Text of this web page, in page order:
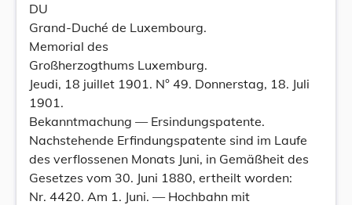
DU
Grand-Duché de Luxembourg.
Memorial des
Großherzogthums Luxemburg.
Jeudi, 18 juillet 1901. N° 49. Donnerstag, 18. Juli
1901.
Bekanntmachung — Ersindungspatente.
Nachstehende Erfindungspatente sind im Laufe
des verflossenen Monats Juni, in Gemäßheit des
Gesetzes vom 30. Juni 1880, ertheilt worden:
Nr. 4420. Am 1. Juni. — Hochbahn mit